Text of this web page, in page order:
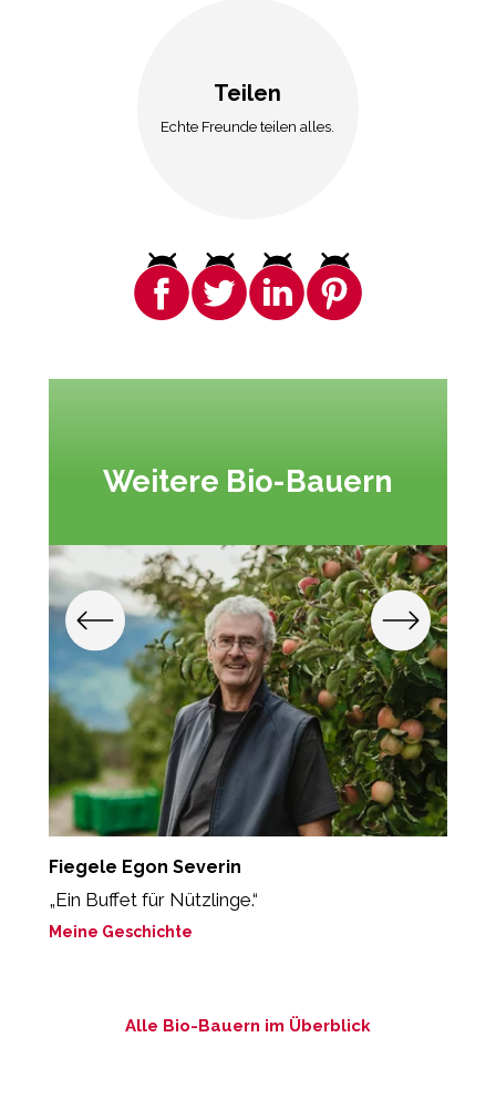
Teilen
Echte Freunde teilen alles.
Weitere Bio-Bauern
Fiegele Egon Severin
„Ein Buffet für Nützlinge.“
Meine Geschichte
Alle Bio-Bauern im Überblick